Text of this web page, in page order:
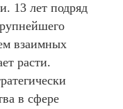
13 лет подряд
взаимных
расти.
в сфере